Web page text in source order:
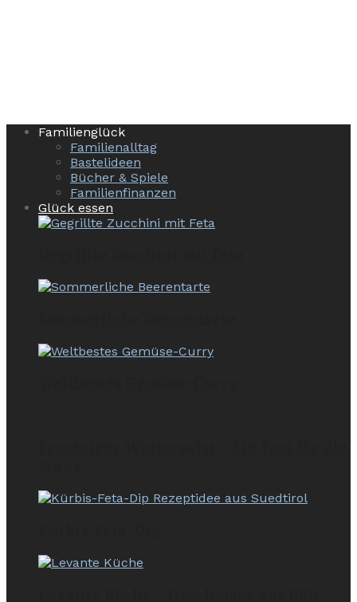
Familienglück
Familienalltag
Bastelideen
Bücher & Spiele
Familienfinanzen
Glück essen